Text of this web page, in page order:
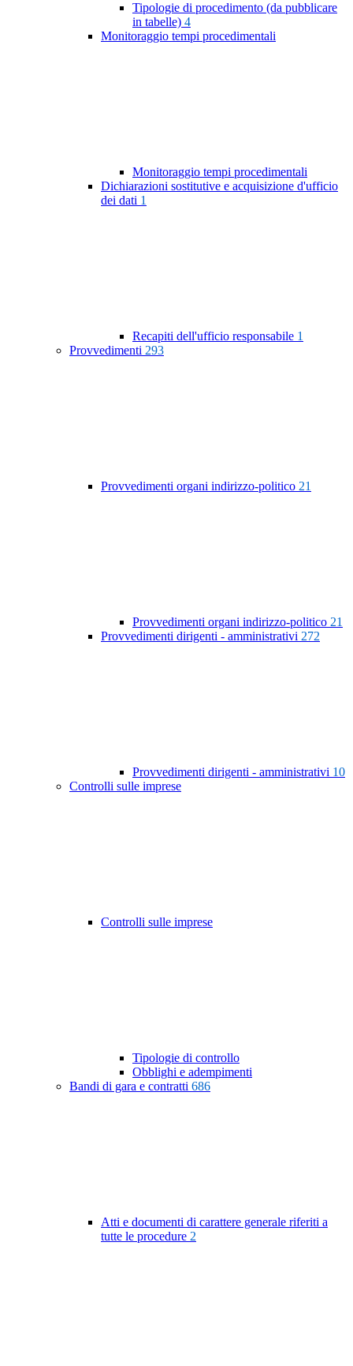
Tipologie di procedimento (da pubblicare
in tabelle) 4
Monitoraggio tempi procedimentali
Monitoraggio tempi procedimentali
Dichiarazioni sostitutive e acquisizione d'ufficio
dei dati 1
Recapiti dell'ufficio responsabile 1
Provvedimenti 293
Provvedimenti organi indirizzo-politico 21
Provvedimenti organi indirizzo-politico 21
Provvedimenti dirigenti - amministrativi 272
Provvedimenti dirigenti - amministrativi 10
Controlli sulle imprese
Controlli sulle imprese
Tipologie di controllo
Obblighi e adempimenti
Bandi di gara e contratti 686
Atti e documenti di carattere generale riferiti a
tutte le procedure 2